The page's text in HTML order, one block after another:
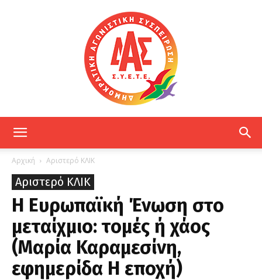
Αρχική Αριστερό ΚΛΙΚ
Αριστερό ΚΛΙΚ
Η Ευρωπαϊκή Ένωση στο
μεταίχμιο: τομές ή χάος
(Μαρία Καραμεσίνη,
εφημερίδα Η εποχή)